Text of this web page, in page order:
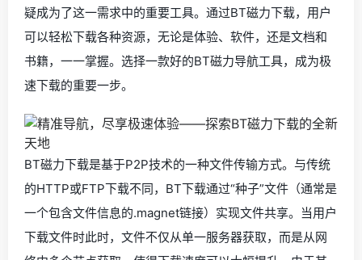
疑成为了这一需求中的重要工具。通过BT磁力下载，用户
可以轻松下载各种资源，无论是体验、软件，还是文档和
书籍，一一掌握。选择一款好的BT磁力导航工具，成为极
速下载的重要一步。
BT磁力下载是基于P2P技术的一种文件传输方式。与传统
的HTTP或FTP下载不同，BT下载通过“种子”文件（通常是
一个包含文件信息的.magnet链接）实现文件共享。当用户
下载文件时此时，文件不仅从单一服务器获取，而是从网